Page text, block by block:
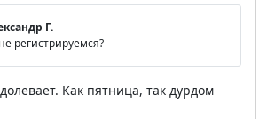
Г.
регистрируемся?
Как пятница, так дурдом